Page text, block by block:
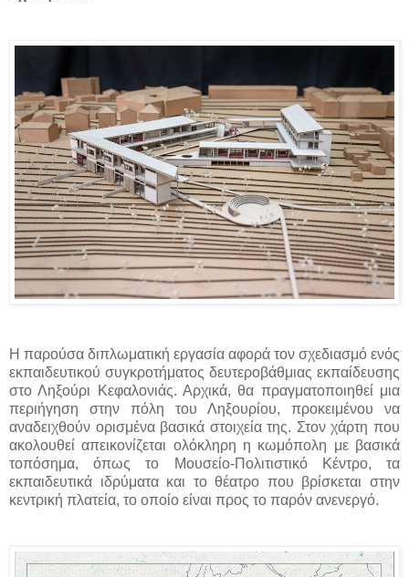
Η παρούσα διπλωματική εργασία αφορά τον σχεδιασμό ενός
εκπαιδευτικού συγκροτήματος δευτεροβάθμιας εκπαίδευσης
στο Ληξούρι Κεφαλονιάς. Αρχικά, θα πραγματοποιηθεί μια
περιήγηση στην πόλη του Ληξουρίου, προκειμένου να
αναδειχθούν ορισμένα βασικά στοιχεία της. Στον χάρτη που
ακολουθεί απεικονίζεται ολόκληρη η κωμόπολη με βασικά
τοπόσημα, όπως το Μουσείο-Πολιτιστικό Κέντρο, τα
εκπαιδευτικά ιδρύματα και το θέατρο που βρίσκεται στην
κεντρική πλατεία, το οποίο είναι προς το παρόν ανενεργό.